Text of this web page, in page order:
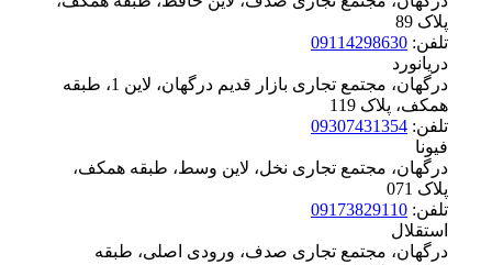
پلاک ‪89
تلفن: 09114298630
دریانورد
درگهان، مجتمع تجاری بازار قدیم درگهان، لاین 1، طبقه
همکف، پلاک ‪119
تلفن: 09307431354
فیونا
درگهان، مجتمع تجاری نخل، لاین وسط، طبقه همکف،
پلاک ‪071
تلفن: 09173829110
استقلال
درگهان، مجتمع تجاری صدف، ورودی اصلی، طبقه